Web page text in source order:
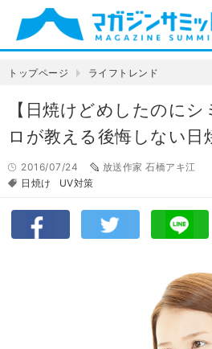
トップページ ライフトレンド
【日焼けどめしたのに
ロが教える後悔しない日
2016/07/24
放送作家 石橋アキ江
日焼け
UV対策